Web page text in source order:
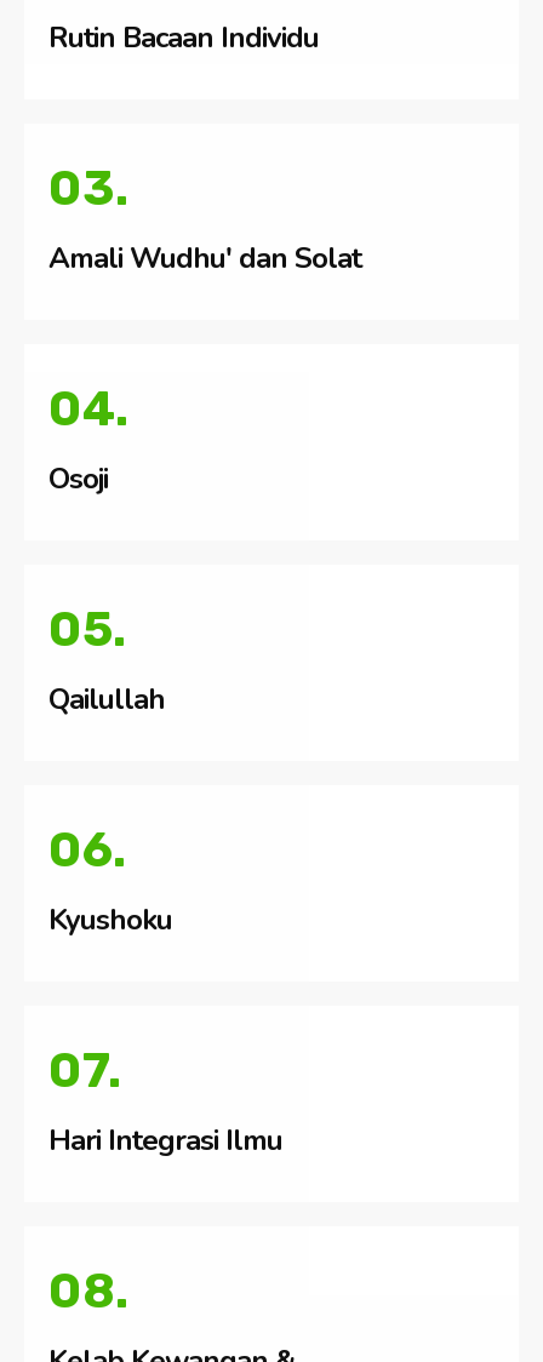
Rutin Bacaan Individu
03.
Amali Wudhu' dan Solat
04.
Osoji
05.
Qailullah
06.
Kyushoku
07.
Hari Integrasi Ilmu
08.